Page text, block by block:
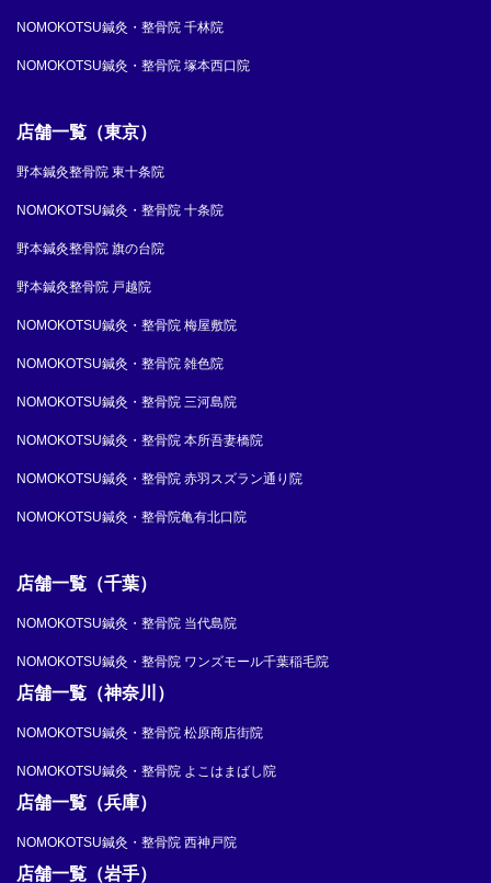
NOMOKOTSU鍼灸・整骨院 千林院
NOMOKOTSU鍼灸・整骨院 塚本西口院
店舗一覧（東京）
野本鍼灸整骨院 東十条院
NOMOKOTSU鍼灸・整骨院 十条院
野本鍼灸整骨院 旗の台院
野本鍼灸整骨院 戸越院
NOMOKOTSU鍼灸・整骨院 梅屋敷院
NOMOKOTSU鍼灸・整骨院 雑色院
NOMOKOTSU鍼灸・整骨院 三河島院
NOMOKOTSU鍼灸・整骨院 本所吾妻橋院
NOMOKOTSU鍼灸・整骨院 赤羽スズラン通り院
NOMOKOTSU鍼灸・整骨院亀有北口院
店舗一覧（千葉）
NOMOKOTSU鍼灸・整骨院 当代島院
NOMOKOTSU鍼灸・整骨院 ワンズモール千葉稲毛院
店舗一覧（神奈川）
NOMOKOTSU鍼灸・整骨院 松原商店街院
NOMOKOTSU鍼灸・整骨院 よこはまばし院
店舗一覧（兵庫）
NOMOKOTSU鍼灸・整骨院 西神戸院
店舗一覧（岩手）